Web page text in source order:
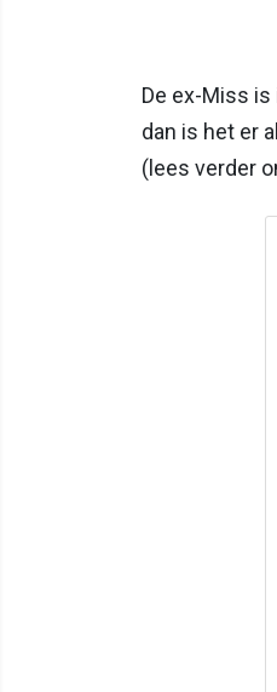
De ex-Miss
dan is het er
(lees verder